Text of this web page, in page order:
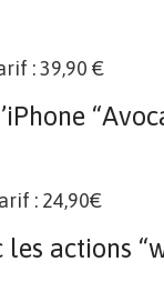
: 39,90 €
: 24,90€
actions